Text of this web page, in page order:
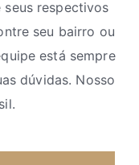
seus respectivos
seu bairro ou
está sempre
dúvidas. Nosso